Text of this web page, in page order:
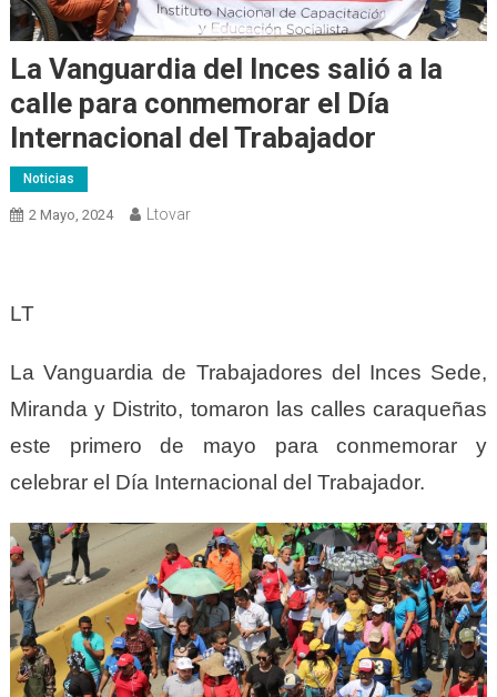
La Vanguardia del Inces salió a la
calle para conmemorar el Día
Internacional del Trabajador
Noticias
2 Mayo, 2024 Ltovar
LT
La Vanguardia de Trabajadores del Inces Sede,
Miranda y Distrito, tomaron las calles caraqueñas
este primero de mayo para conmemorar y
celebrar el Día Internacional del Trabajador.